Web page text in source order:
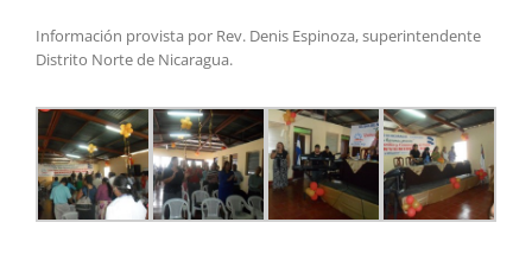
Información provista por Rev. Denis Espinoza, superintendente
Distrito Norte de Nicaragua.